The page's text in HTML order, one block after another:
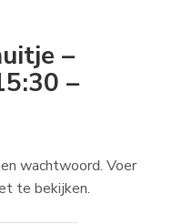
–
–
wachtwoord. Voer
te bekijken.